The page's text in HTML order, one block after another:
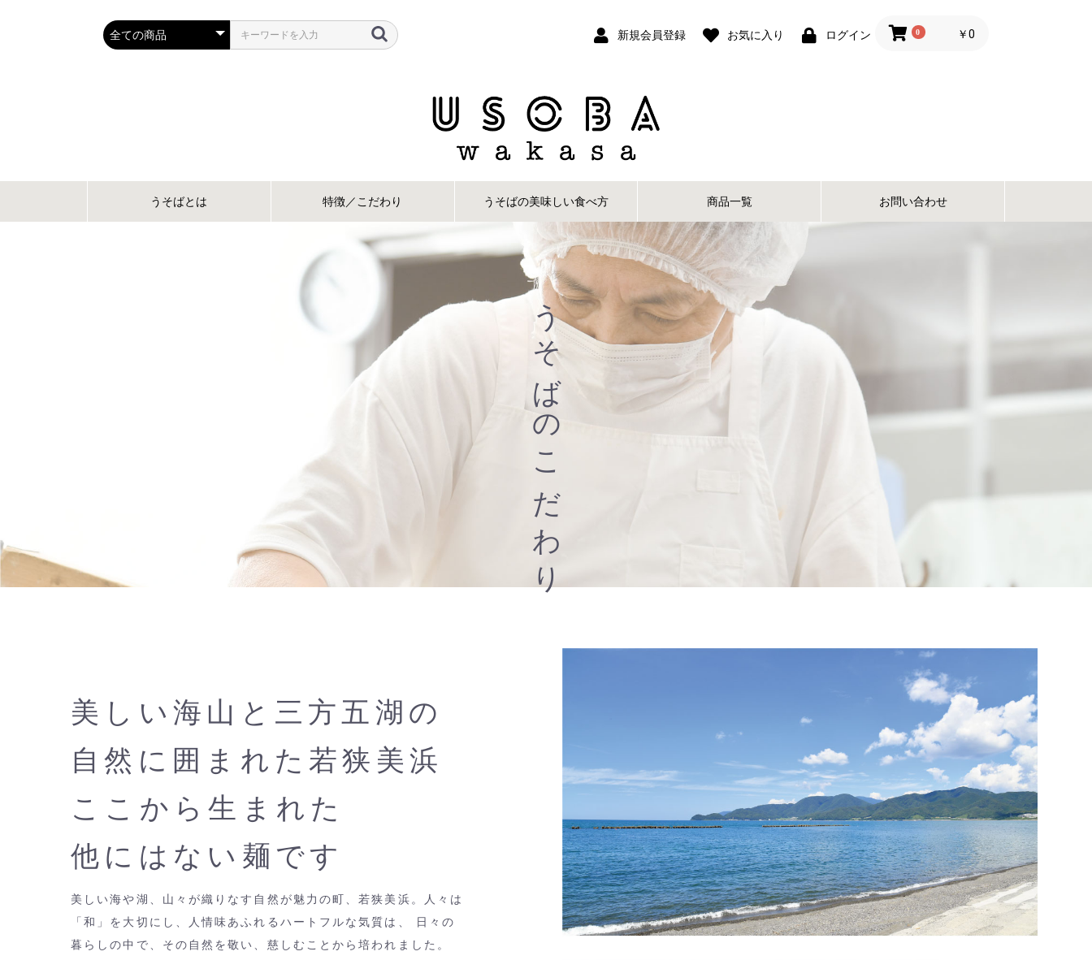
新規会員登録 お気に入り ログイン 0 ￥0
うそばとは 特徴／こだわり うそばの美味しい食べ方 商品一覧 お問い合わせ
うそばのこだわり
美しい海山と三方五湖の
自然に囲まれた若狭美浜
ここから生まれた
他にはない麺です
美しい海や湖、山々が織りなす自然が魅力の町、若狭美浜。人々は
「和」を大切にし、人情味あふれるハートフルな気質は、 日々の
暮らしの中で、その自然を敬い、慈しむことから培われました。